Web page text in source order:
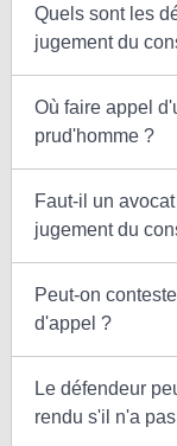
Quels sont les
jugement du
Où faire appel
prud'homme ?
Faut-il un
jugement du
Peut-on
d'appel ?
Le défendeur
rendu s'il n'a